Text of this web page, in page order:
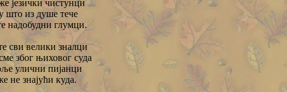
језички чистунци
што из душе тече
надобудни глумци.
сви велики зналци
због њиховог суда
улични пијанци
не знајући куда.